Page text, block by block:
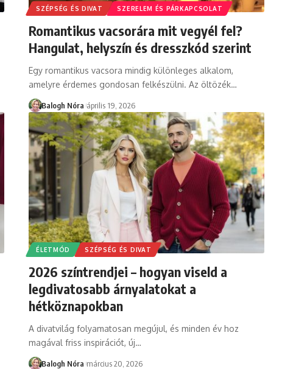
SZÉPSÉG ÉS DIVAT SZERELEM ÉS PÁRKAPCSOLAT
Romantikus vacsorára mit vegyél fel?
Hangulat, helyszín és dresszkód szerint
Egy romantikus vacsora mindig különleges alkalom,
amelyre érdemes gondosan felkészülni. Az öltözék…
Balogh Nóra április 19, 2026
ÉLETMÓD SZÉPSÉG ÉS DIVAT
2026 színtrendjei – hogyan viseld a
legdivatosabb árnyalatokat a
hétköznapokban
A divatvilág folyamatosan megújul, és minden év hoz
magával friss inspirációt, új…
Balogh Nóra március 20, 2026